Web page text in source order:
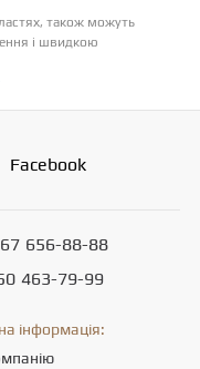
також можуть
і швидкою
Facebook
656-88-88
463-79-99
інформація: